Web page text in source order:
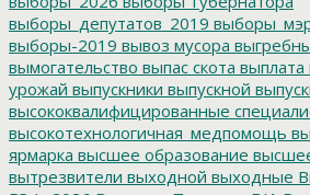
выборы_депутатов_2019
выборы-2019 вывоз мусора
вымогательство выпас скота выплата
урожай выпускники выпускной
высококвалифицированные
высокотехнологичная_медпомощь
ярмарка высшее образование
вытрезвители выходной выходные